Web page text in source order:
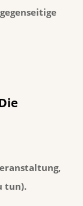
tun).